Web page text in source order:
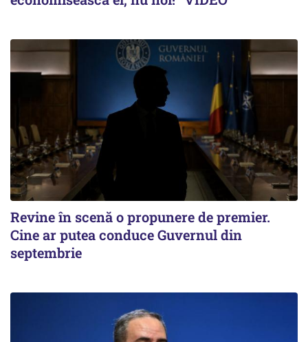
Revine în scenă o propunere de premier.
Cine ar putea conduce Guvernul din
septembrie